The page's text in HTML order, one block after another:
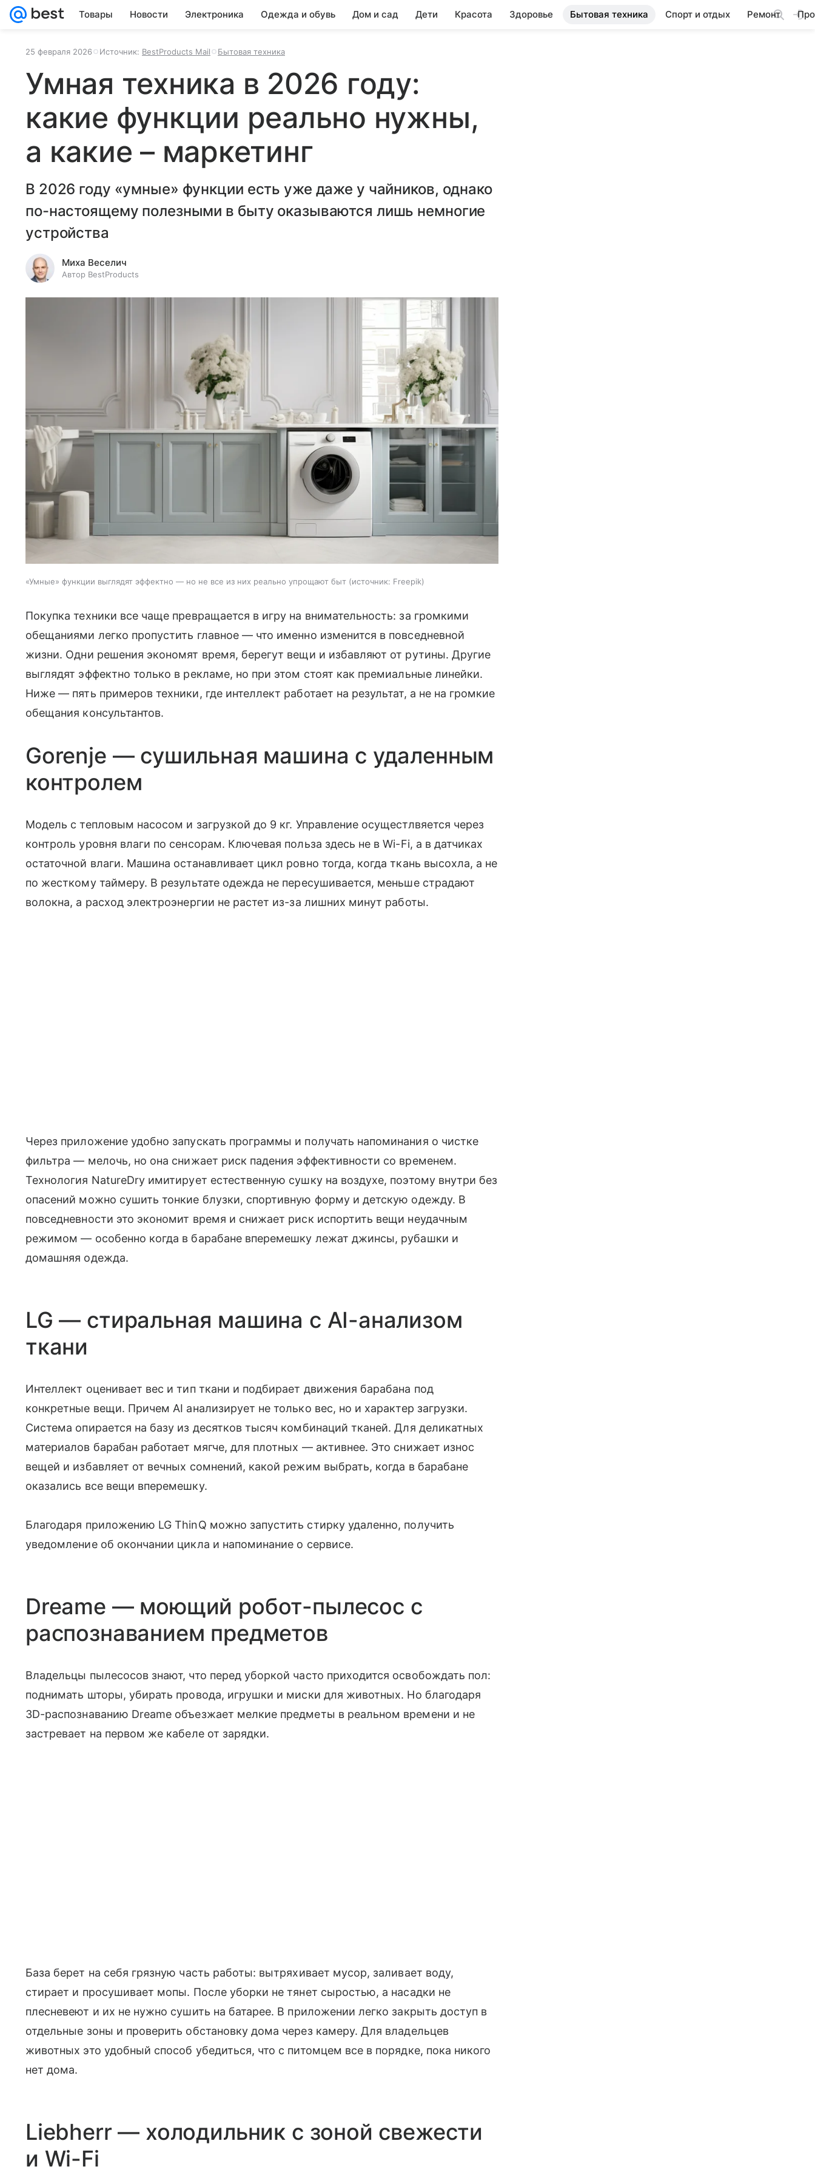
Товары Новости Электроника Одежда и обувь Дом и сад Дети Красота Здоровье Бытовая техника Спорт и отдых Ремонт
25 февраля 2026 Источник: BestProducts Mail Бытовая техника
Умная техника в 2026 году:
какие функции реально нужны,
а какие – маркетинг
В 2026 году «умные» функции есть уже даже у чайников, однако
по-настоящему полезными в быту оказываются лишь немногие
устройства
Миха Веселич
Автор BestProducts
«Умные» функции выглядят эффектно — но не все из них реально упрощают быт источник: Freepik
Покупка техники все чаще превращается в игру на внимательность: за громкими
обещаниями легко пропустить главное — что именно изменится в повседневной
жизни. Одни решения экономят время, берегут вещи и избавляют от рутины. Другие
выглядят эффектно только в рекламе, но при этом стоят как премиальные линейки.
Ниже — пять примеров техники, где интеллект работает на результат, а не на громкие
обещания консультантов.
Gorenje — сушильная машина с удаленным
контролем
Модель с тепловым насосом и загрузкой до 9 кг. Управление осущестлвяется через
контроль уровня влаги по сенсорам. Ключевая польза здесь не в Wi-Fi, а в датчиках
остаточной влаги. Машина останавливает цикл ровно тогда, когда ткань высохла, а не
по жесткому таймеру. В результате одежда не пересушивается, меньше страдают
волокна, а расход электроэнергии не растет из-за лишних минут работы.
Через приложение удобно запускать программы и получать напоминания о чистке
фильтра — мелочь, но она снижает риск падения эффективности со временем.
Технология NatureDry имитирует естественную сушку на воздухе, поэтому внутри без
опасений можно сушить тонкие блузки, спортивную форму и детскую одежду. В
повседневности это экономит время и снижает риск испортить вещи неудачным
режимом — особенно когда в барабане вперемешку лежат джинсы, рубашки и
домашняя одежда.
LG — стиральная машина с AI-анализом
ткани
Интеллект оценивает вес и тип ткани и подбирает движения барабана под
конкретные вещи. Причем AI анализирует не только вес, но и характер загрузки.
Система опирается на базу из десятков тысяч комбинаций тканей. Для деликатных
материалов барабан работает мягче, для плотных — активнее. Это снижает износ
вещей и избавляет от вечных сомнений, какой режим выбрать, когда в барабане
оказались все вещи вперемешку.
Благодаря приложению LG ThinQ можно запустить стирку удаленно, получить
уведомление об окончании цикла и напоминание о сервисе.
Dreame — моющий робот-пылесос с
распознаванием предметов
Владельцы пылесосов знают, что перед уборкой часто приходится освобождать пол:
поднимать шторы, убирать провода, игрушки и миски для животных. Но благодаря
3D-распознаванию Dreame объезжает мелкие предметы в реальном времени и не
застревает на первом же кабеле от зарядки.
База берет на себя грязную часть работы: вытряхивает мусор, заливает воду,
стирает и просушивает мопы. После уборки не тянет сыростью, а насадки не
плесневеют и их не нужно сушить на батарее. В приложении легко закрыть доступ в
отдельные зоны и проверить обстановку дома через камеру. Для владельцев
животных это удобный способ убедиться, что с питомцем все в порядке, пока никого
нет дома.
Liebherr — холодильник с зоной свежести
и Wi-Fi